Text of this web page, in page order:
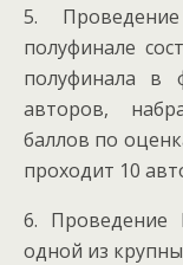
5.
полуфинале
полуфинала в
авторов,
баллов по
проходит 10
6. Проведение
одной из